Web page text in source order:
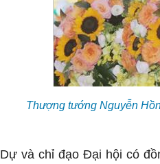
Thượng tướng Nguyễn
Dự và chỉ đạo Đại hội có